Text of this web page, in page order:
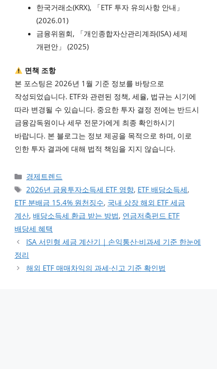
한국거래소(KRX), 「ETF 투자 유의사항 안내」
(2026.01)
금융위원회, 「개인종합자산관리계좌(ISA) 세제
개편안」 (2025)
면책 조항
본 포스팅은 2026년 1월 기준 정보를 바탕으로
작성되었습니다. ETF와 관련된 정책, 세율, 법규는 시기에
따라 변경될 수 있습니다. 중요한 투자 결정 전에는 반드시
금융감독원이나 세무 전문가에게 최종 확인하시기
바랍니다. 본 블로그는 정보 제공을 목적으로 하며, 이로
인한 투자 결과에 대해 법적 책임을 지지 않습니다.
카테고리
경제트렌드
태그
2026년 금융투자소득세 ETF 영향, ETF 배당소득세,
ETF 분배금 15.4% 원천징수, 국내 상장 해외 ETF 세금
계산, 배당소득세 환급 받는 방법, 연금저축펀드 ETF
배당세 혜택
ISA 서민형 세금 계산기｜손익통산·비과세 기준 한눈에
정리
해외 ETF 매매차익의 과세·신고 기준 확인법